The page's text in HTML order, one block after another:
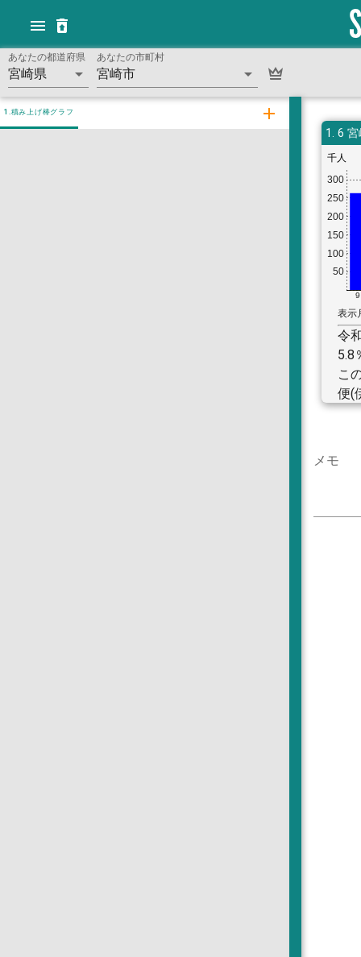
あなたの都道府県
宮崎県
あなたの市町村
宮崎市
1.積み上げ棒グラフ
1. 6 宮
表示
令
5.8
こ
便(
千人
9
50
100
150
200
250
300
メモ